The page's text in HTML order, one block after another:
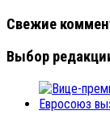
Свежие
Выбор